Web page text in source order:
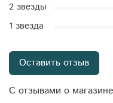
2 звезды
1 звезда
Оставить отзыв
С отзывами о